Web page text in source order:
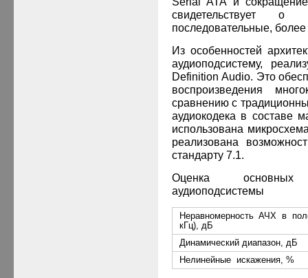
свидетельствует о
последовательные,
Из особенностей
аудиоподсистему,
Definition Audio. Это
воспроизведения
сравнению с
аудиокодека в составе
использована
реализована
стандарту 7.1.
Оценка основных
аудиоподсистемы
Неравномерность АЧХ в
кГц), дБ
Динамический диапазон, дБ
Нелинейные искажения, %